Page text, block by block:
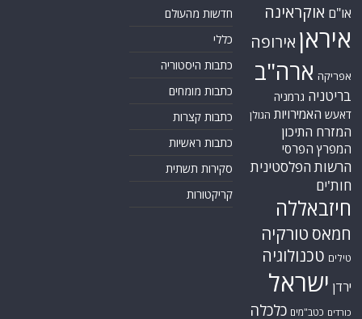
או"ם אוקראינה
איראן אירופה
אפריקה ארה"ב
בריטניה גרמניה
דאעש האמירויות הגולן
המזרח התיכון
המפרץ הפרסי
הרשות הפלסטינית
חות'ים
חיזבאללה
חמאס טורקיה
טילים טכנולוגיה
ירדן ישראל
כורדים כטב"מים כלכלה
חדשות מהעולם
כללי
כתבות היסטוריה
כתבות מומחים
כתבות קצרות
כתבות ראשיות
סקירות תשתית
קריקטורות